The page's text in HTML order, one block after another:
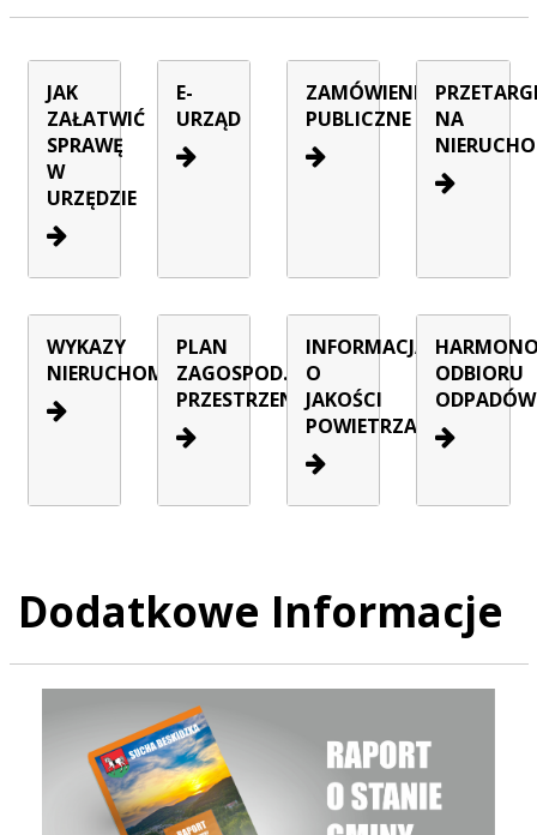
JAK
ZAŁATWIĆ
SPRAWĘ
W
URZĘDZIE
E-
URZĄD
ZAMÓWIENIA
PUBLICZNE
NA
WYKAZY
NIERUCHOMOŚCI
PLAN
ZAGOSPOD.
PRZESTRZENNEGO
INFORMACJA
O
JAKOŚCI
POWIETRZA
ODBIORU
ODPADÓW
Dodatkowe Informacje